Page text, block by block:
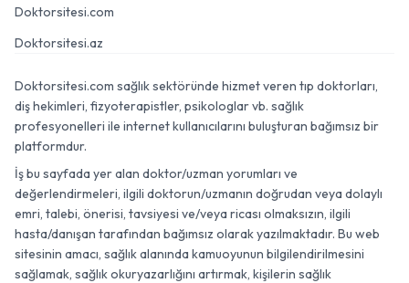
Doktorsitesi.com
Doktorsitesi.az
Doktorsitesi.com sağlık sektöründe hizmet veren tıp doktorları,
diş hekimleri, fizyoterapistler, psikologlar vb. sağlık
profesyonelleri ile internet kullanıcılarını buluşturan bağımsız bir
platformdur.
İş bu sayfada yer alan doktor/uzman yorumları ve
değerlendirmeleri, ilgili doktorun/uzmanın doğrudan veya dolaylı
emri, talebi, önerisi, tavsiyesi ve/veya ricası olmaksızın, ilgili
hasta/danışan tarafından bağımsız olarak yazılmaktadır. Bu web
sitesinin amacı, sağlık alanında kamuoyunun bilgilendirilmesini
sağlamak, sağlık okuryazarlığını artırmak, kişilerin sağlık